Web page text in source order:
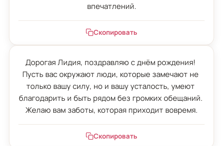
впечатлений.
Скопировать
Дорогая Лидия, поздравляю с днём рождения!
Пусть вас окружают люди, которые замечают не
только вашу силу, но и вашу усталость, умеют
благодарить и быть рядом без громких обещаний.
Желаю вам заботы, которая приходит вовремя.
Скопировать